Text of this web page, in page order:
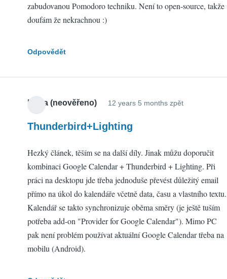
zabudovanou Pomodoro techniku. Není to open-source, takže
doufám že nekrachnou :)
Odpovědět
Kuba (neověřeno) 12 years 5 months zpět
Thunderbird+Lighting
Hezký článek, těším se na další díly. Jinak můžu doporučit
kombinaci Google Calendar + Thunderbird + Lighting. Při
práci na desktopu jde třeba jednoduše převést důležitý email
přímo na úkol do kalendáře včetně data, času a vlastního textu.
Kalendář se takto synchronizuje oběma směry (je ještě tuším
potřeba add-on "Provider for Google Calendar"). Mimo PC
pak není problém používat aktuální Google Calendar třeba na
mobilu (Android).